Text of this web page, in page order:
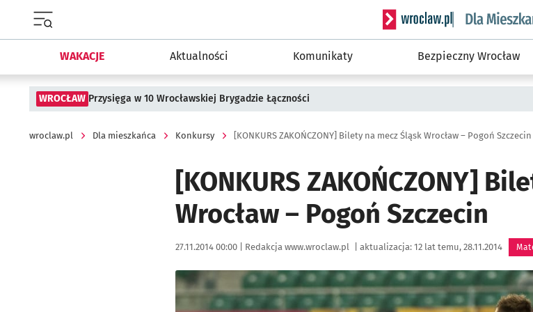
Serwis informacyjny
WAKACJE Aktualności Komunikaty Bezpieczny Wrocław
WROCŁAW Przysięga w 10 Wrocławskiej Brygadzie Łączności
wroclaw.pl Dla mieszkańca Konkursy [KONKURS ZAKOŃCZONY] Bilety na mecz Śląsk Wrocław – Pogoń Szczecin
[KONKURS ZAKOŃCZONY]
Wrocław – Pogoń Szczecin
Data publikacji:
27.11.2014 00:00 | Autor:
Redakcja www.wroclaw.pl aktualizacja: 12 lat temu, 28.11.2014
Kliknij, aby powiększyć